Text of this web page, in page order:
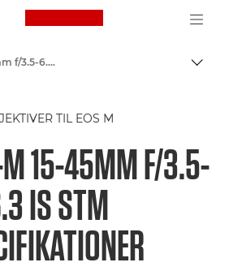
Canon Logo, back
Skift
Canon EF-M 15-45mm f/3.5-6.3 IS STM - Lenses - Camera & Photo lenses
TIL EOS M
M 15-45MM F/3.5-
IS STM